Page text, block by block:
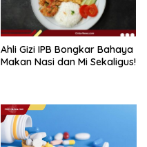
Ahli Gizi IPB Bongkar Bahaya
Makan Nasi dan Mi Sekaligus!